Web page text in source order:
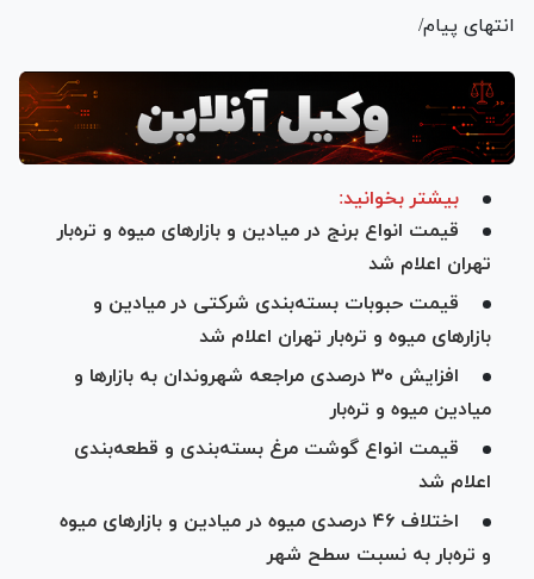
انتهای پیام/
بیشتر بخوانید:
قیمت انواع برنج در میادین و بازار‌های میوه و تره‌بار
تهران اعلام شد
قیمت حبوبات بسته‌بندی شرکتی در میادین و
بازار‌های میوه و تره‌بار تهران اعلام شد
افزایش ۳۰ درصدی مراجعه شهروندان به بازار‌ها و
میادین میوه و تره‌بار
قیمت انواع گوشت مرغ بسته‌بندی و قطعه‌بندی
اعلام شد
اختلاف ۴۶ درصدی میوه در میادین و بازار‌های میوه
و تره‌بار به نسبت سطح شهر